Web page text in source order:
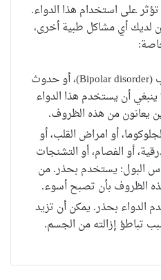
تؤثر على استخدام هذا الدواء.
لديكأيمشاكل طبية أخرى،
:
(Bipolar disorder)، أو حدوث
ينبغي أن يستخدم هذا الدواء
يعانون من هذه الظروف.
أو امراض القلب، أو
، أو الفصام، أو التشنجات
البول: يستخدم بحذر.من
الظروف بأن تصبح أسوء.
الدواء بحذر. يمكن أن تزيد
تباطؤ إزالته من الجسم.